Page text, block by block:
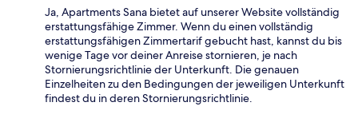
Ja, Apartments Sana bietet auf unserer Website vollständig
erstattungsfähige Zimmer. Wenn du einen vollständig
erstattungsfähigen Zimmertarif gebucht hast, kannst du bis
wenige Tage vor deiner Anreise stornieren, je nach
Stornierungsrichtlinie der Unterkunft. Die genauen
Einzelheiten zu den Bedingungen der jeweiligen Unterkunft
findest du in deren Stornierungsrichtlinie.